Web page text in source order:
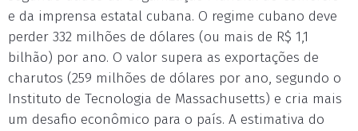
e da imprensa estatal cubana. O regime cubano deve
perder 332 milhões de dólares (ou mais de R$ 1,1
bilhão) por ano. O valor supera as exportações de
charutos (259 milhões de dólares por ano, segundo o
Instituto de Tecnologia de Massachusetts) e cria mais
um desafio econômico para o país. A estimativa do